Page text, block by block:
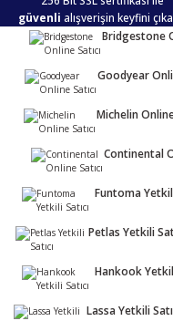
güvenli alışverişin keyfini
Bridgestone
Goodyear
Michelin Online
Continental
Funtoma Yetkili
Petlas Yetkili
Hankook
Lassa Yetkili